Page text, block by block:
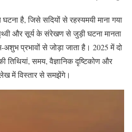
है, जिसे सदियों से रहस्यमयी माना गया
और सूर्य के संरेखण से जुड़ी घटना मानता
अशुभ प्रभावों से जोड़ा जाता है। 2025 में दो
तिथियां, समय, वैज्ञानिक दृष्टिकोण और
में विस्तार से समझेंगे।